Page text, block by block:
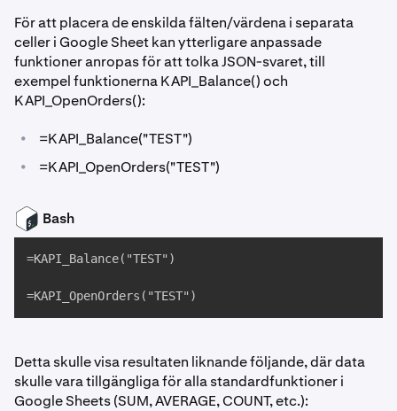
För att placera de enskilda fälten/värdena i separata
celler i Google Sheet kan ytterligare anpassade
funktioner anropas för att tolka JSON-svaret, till
exempel funktionerna KAPI_Balance() och
KAPI_OpenOrders():
• =KAPI_Balance("TEST")
• =KAPI_OpenOrders("TEST")
Bash
=KAPI_Balance("TEST")
=KAPI_OpenOrders("TEST")
Detta skulle visa resultaten liknande följande, där data
skulle vara tillgängliga för alla standardfunktioner i
Google Sheets (SUM, AVERAGE, COUNT, etc.):